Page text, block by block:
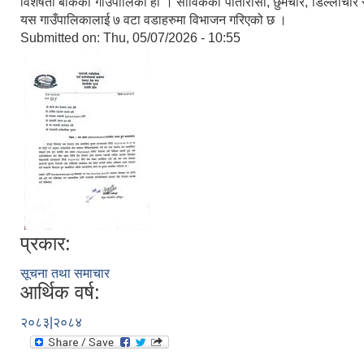
यस गाउँपालिकालाई ७ वटा वडाहरुमा विभाजन गरिएको छ ।
Submitted on: Thu, 05/07/2026 - 10:55
प्रकार:
सूचना तथा समाचार
आर्थिक वर्ष:
२०८३|२०८४